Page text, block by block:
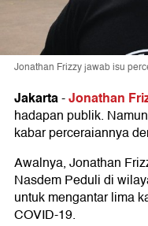
Jonathan Frizzy jawab isu
Jakarta-Jonathan
hadapan publik.
kabar perceraiannya
Awalnya, Jonathan
Nasdem Peduli di
untuk mengantar lima
COVID-19.